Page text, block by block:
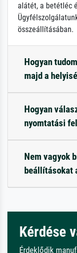
alátét, a betétléc
összeállításában.
Hogyan
majd a
Hogyan
nyomtatási
Nem vagyok
beállításokat
Kérdése
Érdeklődik